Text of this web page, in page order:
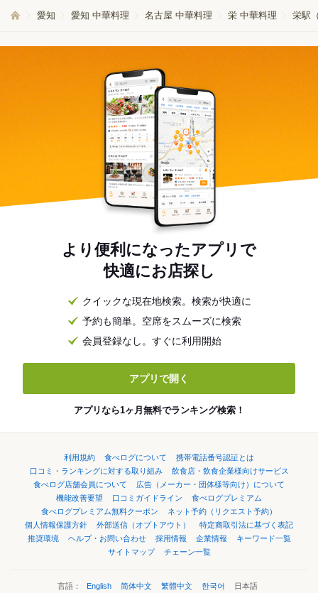
えます。分からないことはすぐに相談できる環境なので、接客が初めてでも
愛知 愛知 中華料理 名古屋 中華料理 栄 中華料理 栄駅
より便利になったアプリで
快適にお店探し
クイックな現在地検索。検索が快適に
予約も簡単。空席をスムーズに検索
会員登録なし。すぐに利用開始
アプリで開く
アプリなら1ヶ月無料でランキング検索！
利用規約 食べログについて
携帯電話番号認証とは
口コミ・ランキングに対する取り組み
飲食店・飲食企業様向けサービス
食べログ店舗会員について
広告（メーカー・団体様等向け）について
機能改善要望
口コミガイドライン
食べログプレミアム
食べログプレミアム無料クーポン
ネット予約（リクエスト予約）
個人情報保護方針
外部送信（オプトアウト）
特定商取引法に基づく表記
推奨環境
ヘルプ・お問い合わせ 採用情報 企業情報
キーワード一覧
サイトマップ
チェーン一覧
言語： English 简体中文 繁體中文 한국어 日本語